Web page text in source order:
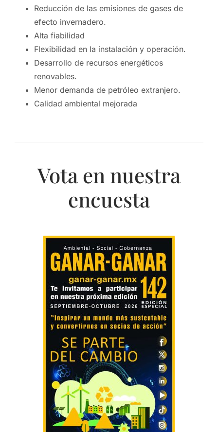
Reducción de las emisiones de gases de
efecto invernadero.
Alta fiabilidad
Flexibilidad en la instalación y operación.
Desarrollo de recursos energéticos
renovables.
Menor demanda de petróleo extranjero.
Calidad ambiental mejorada
Vota en nuestra
encuesta